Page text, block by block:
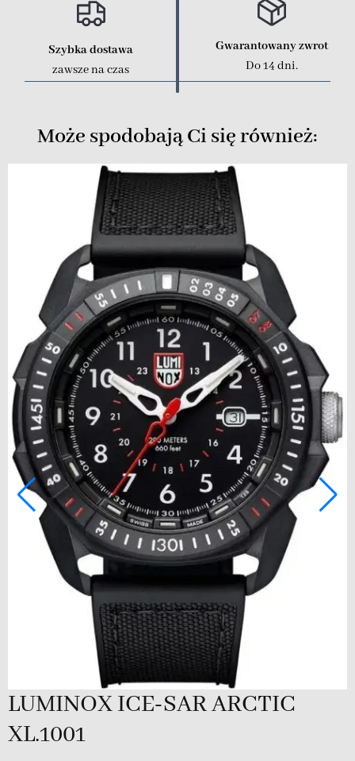
Szybka dostawa
zawsze na czas
Gwarantowany zwrot
Do 14 dni.
Może spodobają Ci się również:
LUMINOX ICE-SAR ARCTIC
XL.1001